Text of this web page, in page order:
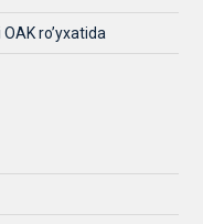
ro’yxatida